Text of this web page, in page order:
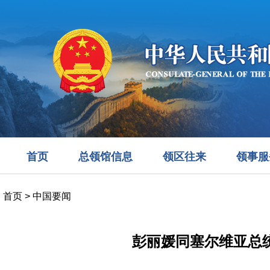
首页 总领馆信息 领区往来 领事
首页 > 中国要闻
彭丽媛同塞尔维亚总